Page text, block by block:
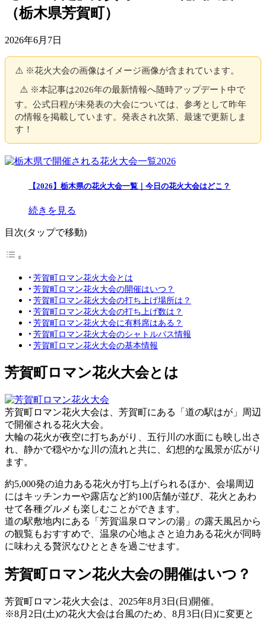
（栃木県芳賀町）
2026年6月7日
⚠️ ※花火大会の画像はイメージ画像が含まれています。
⚠️ ※本記事は2026年の最新情報へ随時アップデート中で
す。公式日程が未発表の大会については、参考として昨年
の情報を掲載しています。発表され次第、最速で更新しま
す！
【2026】栃木県の花火大会一覧｜今日の花火大会はどこ？
続きを見る
目次(タップで移動)
芳賀町ロマン花火大会とは
芳賀町ロマン花火大会の開催はいつ？
芳賀町ロマン花火大会の打ち上げ場所は？
芳賀町ロマン花火大会の打ち上げ数は？
芳賀町ロマン花火大会に有料席はある？
芳賀町ロマン花火大会のシャトルバス情報
芳賀町ロマン花火大会の基本情報
芳賀町ロマン花火大会とは
芳賀町ロマン花火大会は、芳賀町にある「道の駅はが」周辺
で開催される花火大会。
大輪の花火が夜空に打ちあがり、五行川の水面にも映し出さ
れ、静かで穏やかな川の流れと共に、幻想的な風景が広がり
ます。
約5,000発の迫力ある花火が打ち上げられるほか、会場周辺
にはキッチンカーや露店など約100店舗が並び、花火とあわ
せて各種グルメも楽しむことができます。
道の駅敷地内にある「芳賀温泉ロマンの湯」の露天風呂から
の観覧もおすすめで、温泉の心地よさと迫力ある花火が同時
に味わえる贅沢なひとときを過ごせます。
芳賀町ロマン花火大会の開催はいつ？
芳賀町ロマン花火大会は、 2025年8月3日(日)開催。
※8月2日(土)の花火大会は台風のため、8月3日(日)に変更と